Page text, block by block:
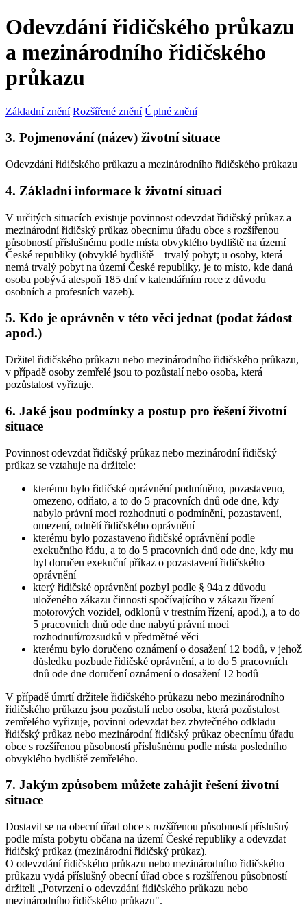
Odevzdání řidičského průkazu
a mezinárodního řidičského
průkazu
Základní znění Rozšířené znění Úplné znění
3. Pojmenování (název) životní situace
Odevzdání řidičského průkazu a mezinárodního řidičského průkazu
4. Základní informace k životní situaci
V určitých situacích existuje povinnost odevzdat řidičský průkaz a
mezinárodní řidičský průkaz obecnímu úřadu obce s rozšířenou
působností příslušnému podle místa obvyklého bydliště na území
České republiky (obvyklé bydliště – trvalý pobyt; u osoby, která
nemá trvalý pobyt na území České republiky, je to místo, kde daná
osoba pobývá alespoň 185 dní v kalendářním roce z důvodu
osobních a profesních vazeb).
5. Kdo je oprávněn v této věci jednat (podat žádost
apod.)
Držitel řidičského průkazu nebo mezinárodního řidičského průkazu,
v případě osoby zemřelé jsou to pozůstalí nebo osoba, která
pozůstalost vyřizuje.
6. Jaké jsou podmínky a postup pro řešení životní
situace
Povinnost odevzdat řidičský průkaz nebo mezinárodní řidičský
průkaz se vztahuje na držitele:
kterému bylo řidičské oprávnění podmíněno, pozastaveno,
omezeno, odňato, a to do 5 pracovních dnů ode dne, kdy
nabylo právní moci rozhodnutí o podmínění, pozastavení,
omezení, odnětí řidičského oprávnění
kterému bylo pozastaveno řidičské oprávnění podle
exekučního řádu, a to do 5 pracovních dnů ode dne, kdy mu
byl doručen exekuční příkaz o pozastavení řidičského
oprávnění
který řidičské oprávnění pozbyl podle § 94a z důvodu
uloženého zákazu činnosti spočívajícího v zákazu řízení
motorových vozidel, odklonů v trestním řízení, apod.), a to do
5 pracovních dnů ode dne nabytí právní moci
rozhodnutí/rozsudků v předmětné věci
kterému bylo doručeno oznámení o dosažení 12 bodů, v jehož
důsledku pozbude řidičské oprávnění, a to do 5 pracovních
dnů ode dne doručení oznámení o dosažení 12 bodů
V případě úmrtí držitele řidičského průkazu nebo mezinárodního
řidičského průkazu jsou pozůstalí nebo osoba, která pozůstalost
zemřelého vyřizuje, povinni odevzdat bez zbytečného odkladu
řidičský průkaz nebo mezinárodní řidičský průkaz obecnímu úřadu
obce s rozšířenou působností příslušnému podle místa posledního
obvyklého bydliště zemřelého.
7. Jakým způsobem můžete zahájit řešení životní
situace
Dostavit se na obecní úřad obce s rozšířenou působností příslušný
podle místa pobytu občana na území České republiky a odevzdat
řidičský průkaz (mezinárodní řidičský průkaz).
O odevzdání řidičského průkazu nebo mezinárodního řidičského
průkazu vydá příslušný obecní úřad obce s rozšířenou působností
držiteli „Potvrzení o odevzdání řidičského průkazu nebo
mezinárodního řidičského průkazu".